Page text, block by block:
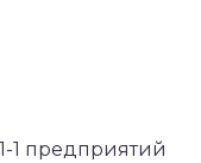
1 предприятий